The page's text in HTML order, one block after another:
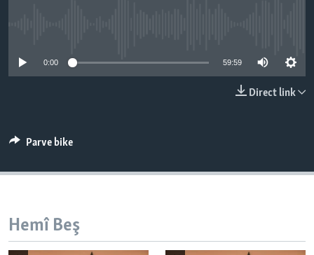
SERNIVÎS
Learning English
FOLLOW US
Zimanên Din
0:00 59:59
Direct link
Parve bike
Hemî Beş